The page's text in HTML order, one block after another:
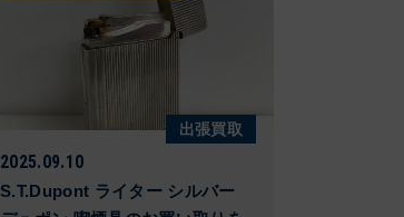
出張買取
2025.09.10
S.T.Dupont ライター シルバー